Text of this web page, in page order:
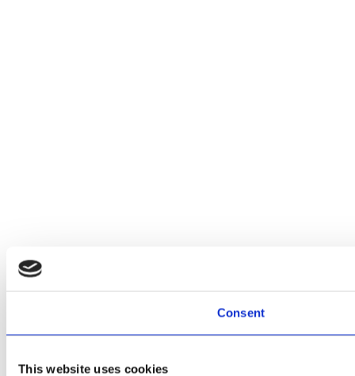
Consent
This website uses cookies